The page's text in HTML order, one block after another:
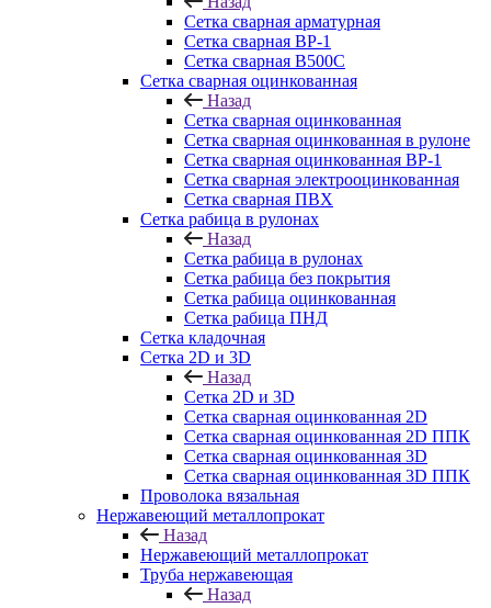
Сетка сварная арматурная
Сетка сварная ВР-1
Сетка сварная В500С
Сетка сварная оцинкованная
Назад
Сетка сварная оцинкованная
Сетка сварная оцинкованная в рулоне
Сетка сварная оцинкованная ВР-1
Сетка сварная электрооцинкованная
Сетка сварная ПВХ
Сетка рабица в рулонах
Назад
Сетка рабица в рулонах
Сетка рабица без покрытия
Сетка рабица оцинкованная
Сетка рабица ПНД
Сетка кладочная
Сетка 2D и 3D
Назад
Сетка 2D и 3D
Сетка сварная оцинкованная 2D
Сетка сварная оцинкованная 2D ППК
Сетка сварная оцинкованная 3D
Сетка сварная оцинкованная 3D ППК
Проволока вязальная
Нержавеющий металлопрокат
Назад
Нержавеющий металлопрокат
Труба нержавеющая
Назад